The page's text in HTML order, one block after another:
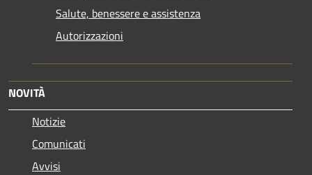
Salute, benessere e assistenza
Autorizzazioni
NOVITÀ
Notizie
Comunicati
Avvisi